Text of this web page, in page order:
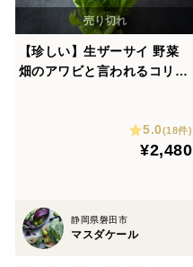
【珍しい】生ザーサイ 野菜
畑のアワビと言われるコリコ
5.0(18件)
¥2,480
静岡県磐田市
マスダケール